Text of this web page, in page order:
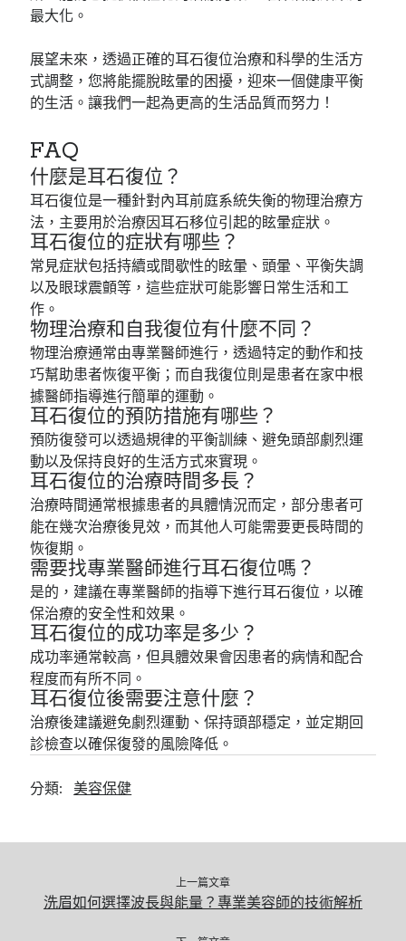
最大化。
展望未來，透過正確的耳石復位治療和科學的生活方
式調整，您將能擺脫眩暈的困擾，迎來一個健康平衡
的生活。讓我們一起為更高的生活品質而努力！
FAQ
什麼是耳石復位？
耳石復位是一種針對內耳前庭系統失衡的物理治療方
法，主要用於治療因耳石移位引起的眩暈症狀。
耳石復位的症狀有哪些？
常見症狀包括持續或間歇性的眩暈、頭暈、平衡失調
以及眼球震顫等，這些症狀可能影響日常生活和工
作。
物理治療和自我復位有什麼不同？
物理治療通常由專業醫師進行，透過特定的動作和技
巧幫助患者恢復平衡；而自我復位則是患者在家中根
據醫師指導進行簡單的運動。
耳石復位的預防措施有哪些？
預防復發可以透過規律的平衡訓練、避免頭部劇烈運
動以及保持良好的生活方式來實現。
耳石復位的治療時間多長？
治療時間通常根據患者的具體情況而定，部分患者可
能在幾次治療後見效，而其他人可能需要更長時間的
恢復期。
需要找專業醫師進行耳石復位嗎？
是的，建議在專業醫師的指導下進行耳石復位，以確
保治療的安全性和效果。
耳石復位的成功率是多少？
成功率通常較高，但具體效果會因患者的病情和配合
程度而有所不同。
耳石復位後需要注意什麼？
治療後建議避免劇烈運動、保持頭部穩定，並定期回
診檢查以確保復發的風險降低。
分類: 美容保健
上一篇文章
洗眉如何選擇波長與能量？專業美容師的技術解析